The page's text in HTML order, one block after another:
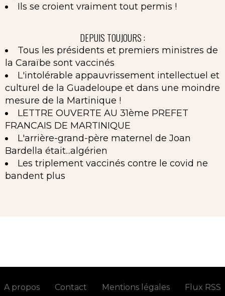
Ils se croient vraiment tout permis !
DEPUIS TOUJOURS :
Tous les présidents et premiers ministres de
la Caraïbe sont vaccinés
L'intolérable appauvrissement intellectuel et
culturel de la Guadeloupe et dans une moindre
mesure de la Martinique !
LETTRE OUVERTE AU 31ème PREFET
FRANCAIS DE MARTINIQUE
L'arrière-grand-père maternel de Joan
Bardella était...algérien
Les triplement vaccinés contre le covid ne
bandent plus
A propos Contact Mentions légales Flux RSS